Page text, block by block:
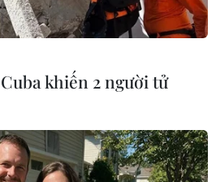
khiến 2 người tử